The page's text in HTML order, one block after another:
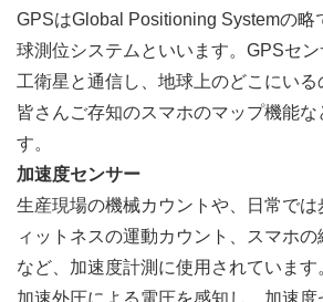
GPSはGlobal Positioning Systemの略
球測位システムといいます。GPSセ
工衛星と通信し、地球上のどこにいる
皆さんご存知のスマホのマップ機能な
す。
加速度センサー
生産現場の機械カウントや、日常では
ィットネスの運動カウント、スマホの
など、加速度計測に使用されていま